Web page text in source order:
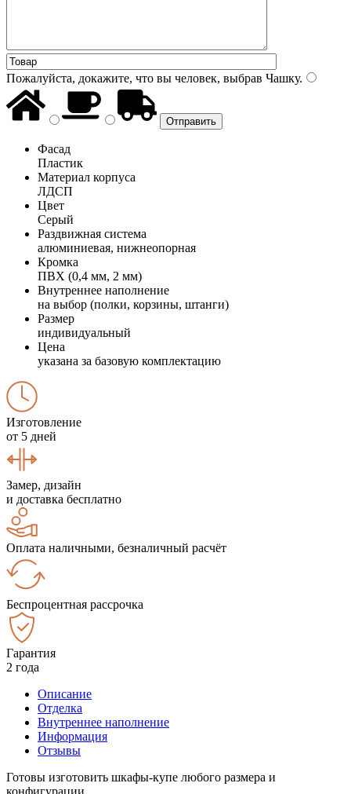
Пожалуйста, докажите, что вы человек, выбрав Чашку.
Фасад
Пластик
Материал корпуса
ЛДСП
Цвет
Серый
Раздвижная система
алюминиевая, нижнеопорная
Кромка
ПВХ (0,4 мм, 2 мм)
Внутреннее наполнение
на выбор (полки, корзины, штанги)
Размер
индивидуальный
Цена
указана за базовую комплектацию
Изготовление
от 5 дней
Замер, дизайн
и доставка бесплатно
Оплата наличными, безналичный расчёт
Беспроцентная рассрочка
Гарантия
2 года
Описание
Отделка
Внутреннее наполнение
Информация
Отзывы
Готовы изготовить шкафы-купе любого размера и
конфигурации.